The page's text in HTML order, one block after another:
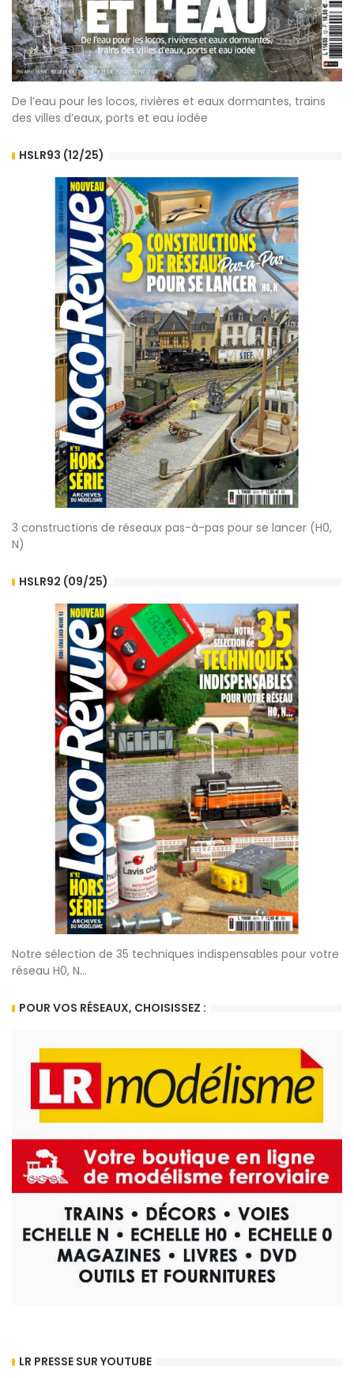
De l’eau pour les locos, rivières et eaux dormantes, trains
des villes d’eaux, ports et eau iodée
HSLR93 (12/25)
3 constructions de réseaux pas-à-pas pour se lancer (H0,
N)
HSLR92 (09/25)
Notre sélection de 35 techniques indispensables pour votre
réseau H0, N...
POUR VOS RÉSEAUX, CHOISISSEZ :
LR PRESSE SUR YOUTUBE